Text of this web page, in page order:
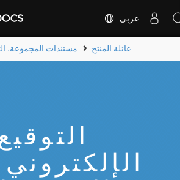
عربي
مستندات المجموعة. عائلة المنتج